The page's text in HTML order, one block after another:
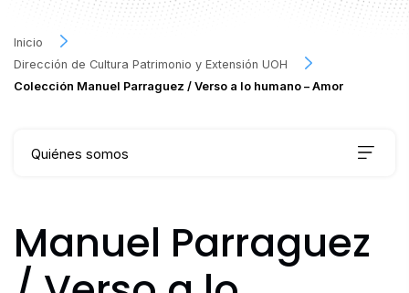
Inicio
Dirección de Cultura Patrimonio y Extensión UOH
Colección Manuel Parraguez / Verso a lo humano – Amor
Quiénes somos
Agenda Cultural
Manuel Parraguez